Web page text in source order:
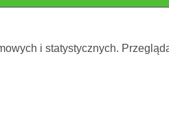
i statystycznych.